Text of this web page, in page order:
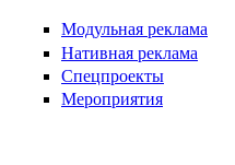
Модульная реклама
Нативная реклама
Спецпроекты
Мероприятия